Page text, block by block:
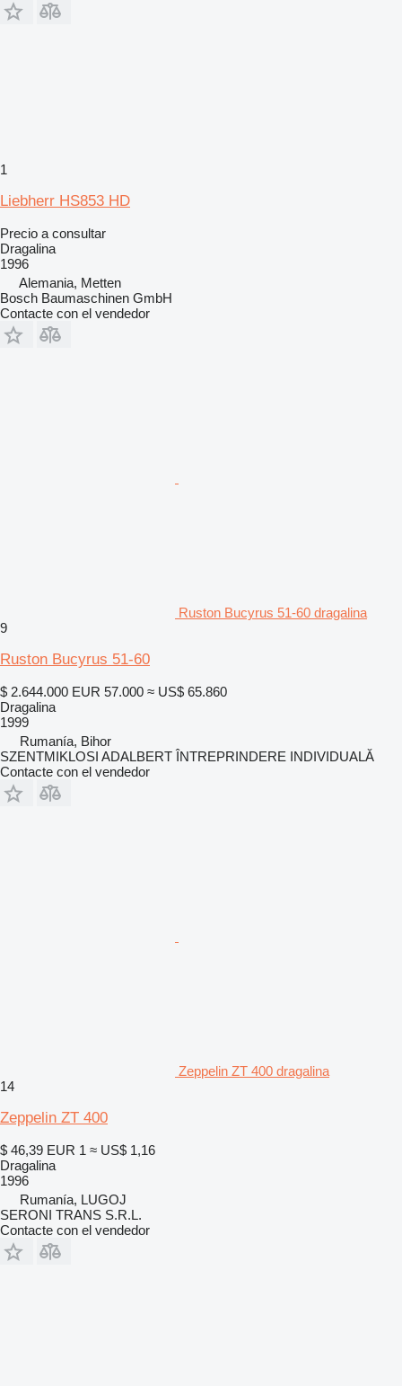
1
Liebherr HS853 HD
Precio a consultar
Dragalina
1996
Alemania, Metten
Bosch Baumaschinen GmbH
Contacte con el vendedor
Ruston Bucyrus 51-60 dragalina
9
Ruston Bucyrus 51-60
$ 2.644.000 EUR 57.000 ≈ US$ 65.860
Dragalina
1999
Rumanía, Bihor
SZENTMIKLOSI ADALBERT ÎNTREPRINDERE INDIVIDUALĂ
Contacte con el vendedor
Zeppelin ZT 400 dragalina
14
Zeppelin ZT 400
$ 46,39 EUR 1 ≈ US$ 1,16
Dragalina
1996
Rumanía, LUGOJ
SERONI TRANS S.R.L.
Contacte con el vendedor